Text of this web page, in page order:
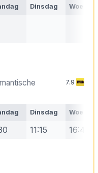
Dinsdag
7.9
Dinsdag
11:15 16:40